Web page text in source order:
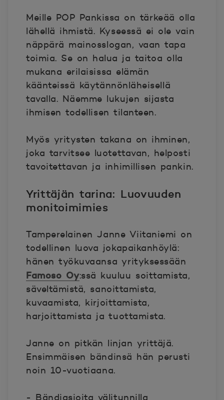
Meille POP Pankissa on tärkeää olla
lähellä ihmistä. Kyseessä ei ole vain
näppärä mainosslogan, vaan tapa
toimia. Se on halua ja taitoa olla
mukana erilaisissa elämän
käänteissä käytännönläheisellä
tavalla. Näemme lukujen sijasta
ihmisen todellisen tilanteen.
Myös yritysten takana on ihminen,
joka tarvitsee luotettavan, helposti
tavoitettavan ja inhimillisen pankin.
Yrittäjän tarina: Luovuuden
monitoimimies
Tamperelainen Janne Viitaniemi on
todellinen luova jokapaikanhöylä:
hänen työkuvaansa yrityksessään
Famoso Oy:ssä kuuluu soittamista,
säveltämistä, sanoittamista,
kuvaamista, kirjoittamista,
harjoittamista ja tuottamista.
Janne on pitkän linjan yrittäjä.
Ensimmäisen bändinsä hän perusti
noin 10-vuotiaana.
- Bändiasioita välitunnilla